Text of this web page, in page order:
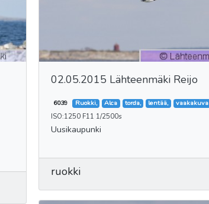
02.05.2015 Lähteenmäki Reijo
6039 Ruokki, Alca torda, lentää, vaakakuva
ISO:1250 F11 1/2500s
Uusikaupunki
ruokki